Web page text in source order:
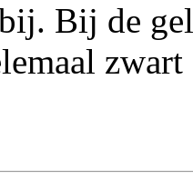
Bij de